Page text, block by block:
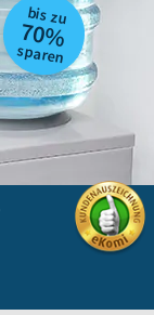
bis zu
70%
sparen